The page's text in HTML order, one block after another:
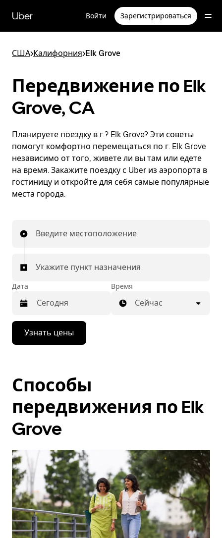
перейти
к
Uber Войти Зарегистрироваться
США>Калифорния>Elk Grove
Передвижение по Elk
Grove, CA
Планируете поездку в г.? Elk Grove? Эти советы
помогут комфортно перемещаться по г. Elk Grove
независимо от того, живете ли вы там или едете
на время. Закажите поездку с Uber из аэропорта в
гостиницу и откройте для себя самые популярные
места города.
Введите местоположение
Укажите пункт назначения
Дата
Нажмите
стрелку
вниз,
календарю
и
дату.
Чтобы
закрыть
календарь,
Esc.
Время
Сейчас
Узнать цены
Способы
передвижения по Elk
Grove